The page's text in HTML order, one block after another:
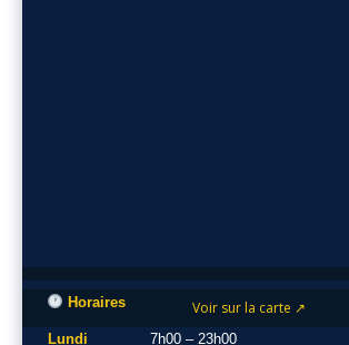
Voir sur la carte ↗
Horaires
Lundi 7h00 – 23h00